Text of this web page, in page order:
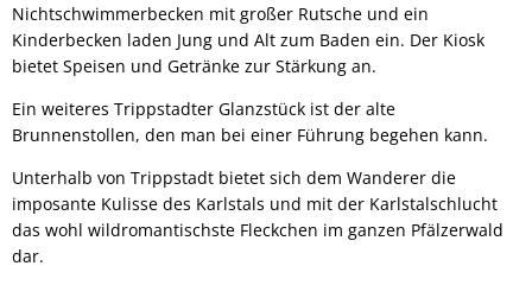
Nichtschwimmerbecken mit großer Rutsche und ein
Kinderbecken laden Jung und Alt zum Baden ein. Der Kiosk
bietet Speisen und Getränke zur Stärkung an.
Ein weiteres Trippstadter Glanzstück ist der alte
Brunnenstollen, den man bei einer Führung begehen kann.
Unterhalb von Trippstadt bietet sich dem Wanderer die
imposante Kulisse des Karlstals und mit der Karlstalschlucht
das wohl wildromantischste Fleckchen im ganzen Pfälzerwald
dar.